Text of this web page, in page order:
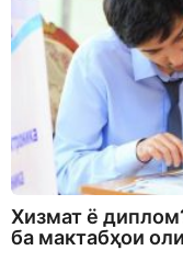
Хизмат ё
ба мактабҳои